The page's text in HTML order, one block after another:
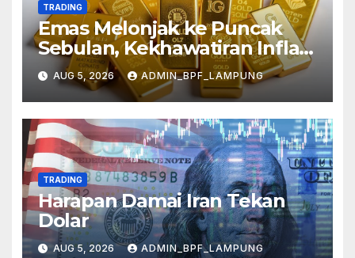
TRADING
Emas Melonjak ke Puncak
Sebulan, Kekhawatiran Inflasi
Mereda
AUG 5, 2026 ADMIN_BPF_LAMPUNG
TRADING
Harapan Damai Iran Tekan
Dolar
AUG 5, 2026 ADMIN_BPF_LAMPUNG